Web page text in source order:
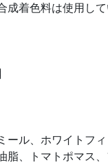
成着色料は使用して
ール、ホワイトフ
脂、トマトポマス